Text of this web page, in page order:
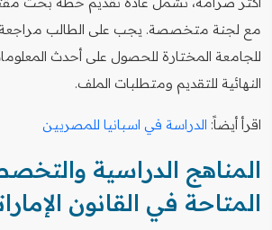
مع لجنة متخصصة. يجب على الطالب مراجعة
للجامعة المختارة للحصول على أحدث
النهائية للتقديم ومتطلبات الملف.
اقرأ أيضاً: الدراسة في اسبانيا للمصريين
المناهج الدراسية
المتاحة في القانون